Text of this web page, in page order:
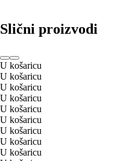
Slični proizvodi
U košaricu
U košaricu
U košaricu
U košaricu
U košaricu
U košaricu
U košaricu
U košaricu
U košaricu